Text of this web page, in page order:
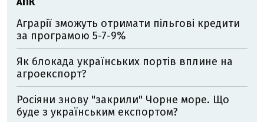
Аграрії зможуть отримати пільгові кредити
за програмою 5-7-9%
Як блокада українських портів вплине на
агроекспорт?
Росіяни знову "закрили" Чорне море. Що
буде з українським експортом?